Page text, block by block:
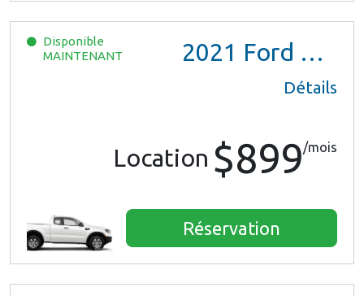
Disponible
MAINTENANT
2021 Ford Ranger XL Ext Cab
Détails
Location $899/mois
Réservation